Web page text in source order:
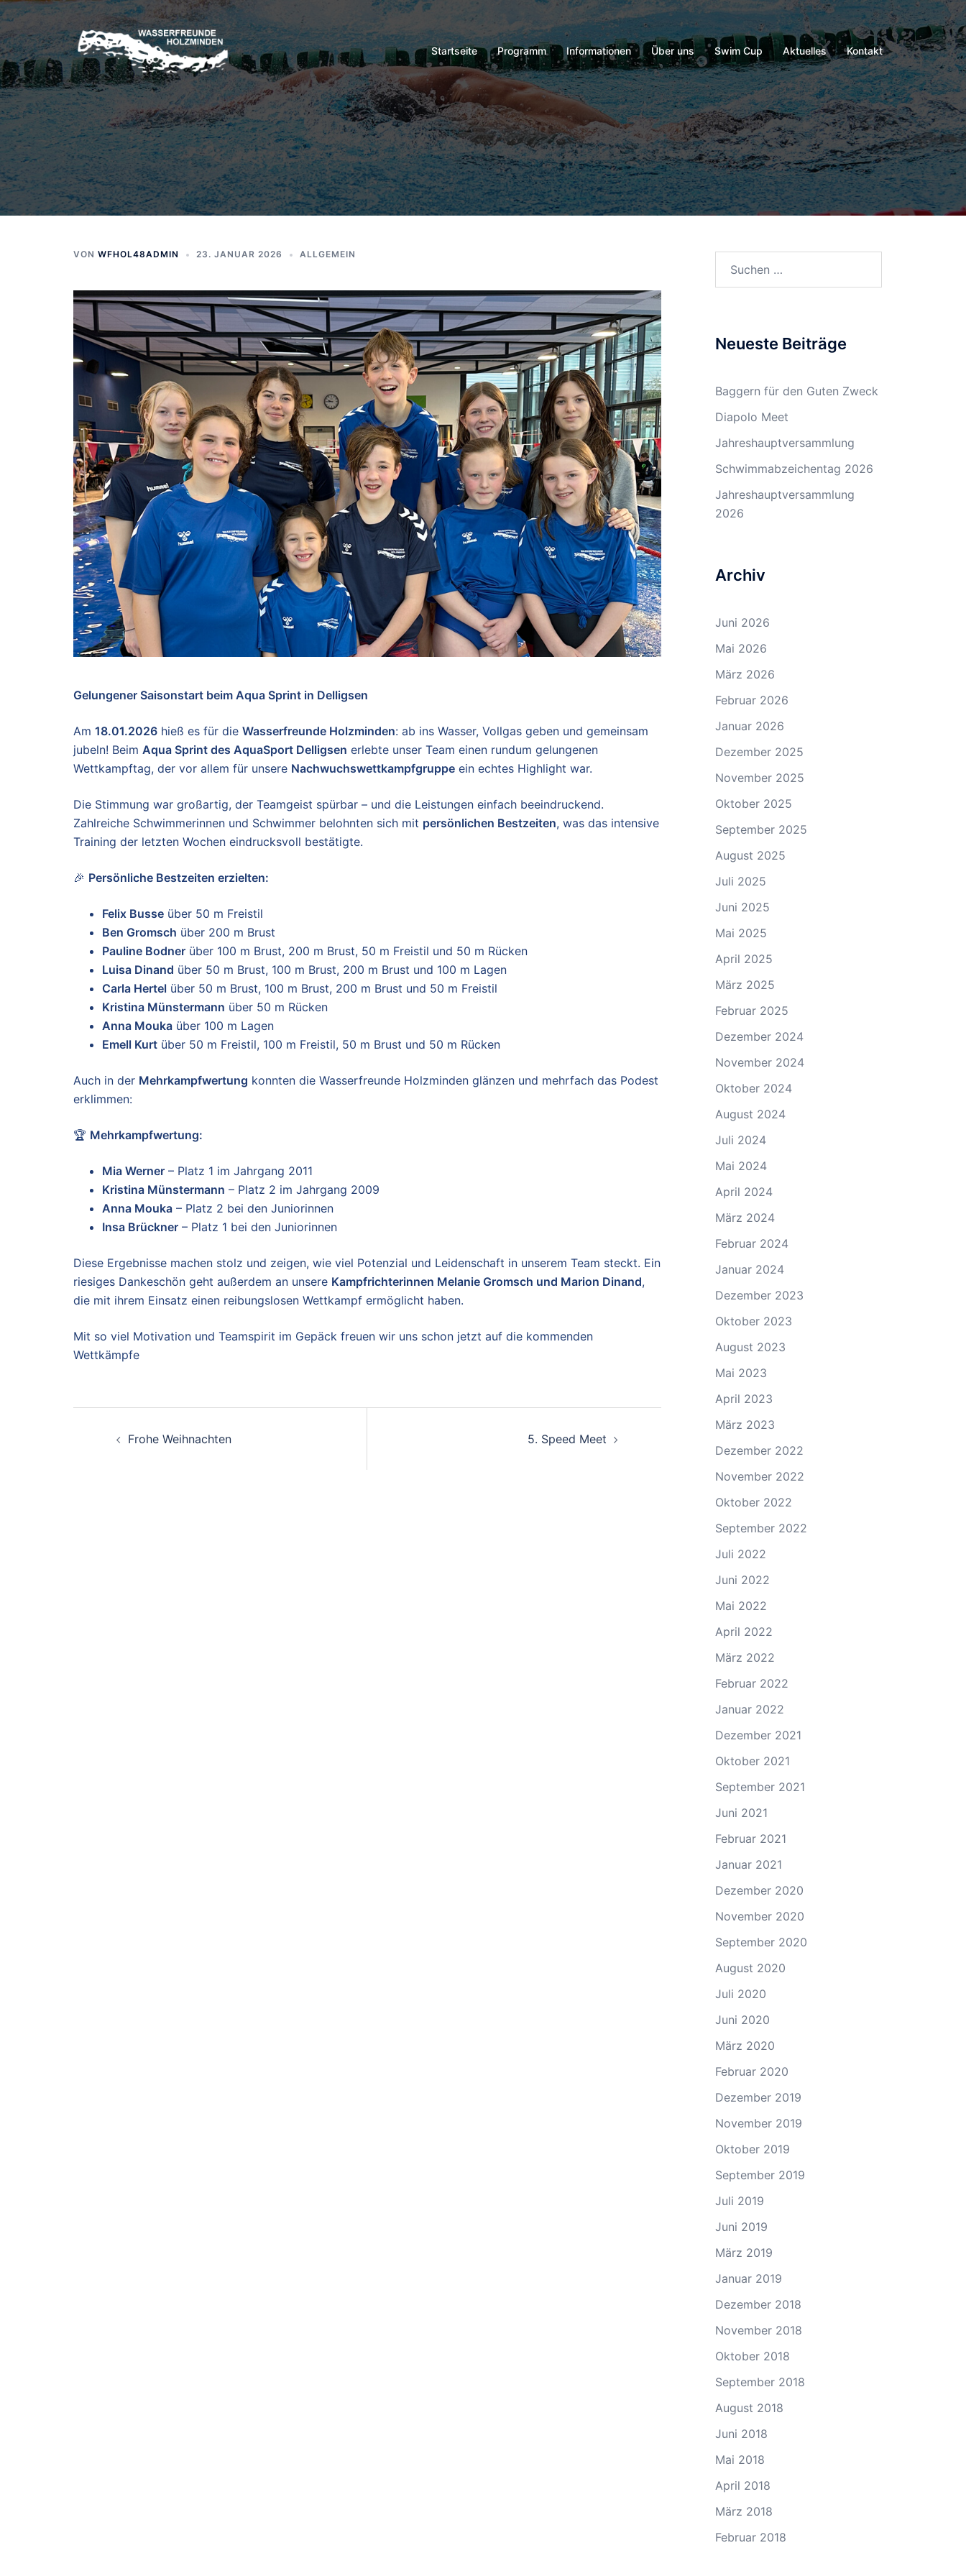
Zum
Inhalt
springen
Startseite Programm Informationen Über uns Swim Cup Aktuelles Kontakt
VON WFHOL48ADMIN 23. JANUAR 2026 ALLGEMEIN
Gelungener Saisonstart beim Aqua Sprint in Delligsen
Am 18.01.2026 hieß es für die Wasserfreunde Holzminden: ab ins Wasser, Vollgas geben und gemeinsam
jubeln! Beim Aqua Sprint des AquaSport Delligsen erlebte unser Team einen rundum gelungenen
Wettkampftag, der vor allem für unsere Nachwuchswettkampfgruppe ein echtes Highlight war.
Die Stimmung war großartig, der Teamgeist spürbar – und die Leistungen einfach beeindruckend.
Zahlreiche Schwimmerinnen und Schwimmer belohnten sich mit persönlichen Bestzeiten, was das intensive
Training der letzten Wochen eindrucksvoll bestätigte.
🎉 Persönliche Bestzeiten erzielten:
Felix Busse über 50 m Freistil
Ben Gromsch über 200 m Brust
Pauline Bodner über 100 m Brust, 200 m Brust, 50 m Freistil und 50 m Rücken
Luisa Dinand über 50 m Brust, 100 m Brust, 200 m Brust und 100 m Lagen
Carla Hertel über 50 m Brust, 100 m Brust, 200 m Brust und 50 m Freistil
Kristina Münstermann über 50 m Rücken
Anna Mouka über 100 m Lagen
Emell Kurt über 50 m Freistil, 100 m Freistil, 50 m Brust und 50 m Rücken
Auch in der Mehrkampfwertung konnten die Wasserfreunde Holzminden glänzen und mehrfach das Podest
erklimmen:
🏆 Mehrkampfwertung:
Mia Werner – Platz 1 im Jahrgang 2011
Kristina Münstermann – Platz 2 im Jahrgang 2009
Anna Mouka – Platz 2 bei den Juniorinnen
Insa Brückner – Platz 1 bei den Juniorinnen
Diese Ergebnisse machen stolz und zeigen, wie viel Potenzial und Leidenschaft in unserem Team steckt. Ein
riesiges Dankeschön geht außerdem an unsere Kampfrichterinnen Melanie Gromsch und Marion Dinand,
die mit ihrem Einsatz einen reibungslosen Wettkampf ermöglicht haben.
Mit so viel Motivation und Teamspirit im Gepäck freuen wir uns schon jetzt auf die kommenden
Wettkämpfe
Frohe Weihnachten 5. Speed Meet
Neueste Beiträge
Baggern für den Guten Zweck
Diapolo Meet
Jahreshauptversammlung
Schwimmabzeichentag 2026
Jahreshauptversammlung
2026
Archiv
Juni 2026
Mai 2026
März 2026
Februar 2026
Januar 2026
Dezember 2025
November 2025
Oktober 2025
September 2025
August 2025
Juli 2025
Juni 2025
Mai 2025
April 2025
März 2025
Februar 2025
Dezember 2024
November 2024
Oktober 2024
August 2024
Juli 2024
Mai 2024
April 2024
März 2024
Februar 2024
Januar 2024
Dezember 2023
Oktober 2023
August 2023
Mai 2023
April 2023
März 2023
Dezember 2022
November 2022
Oktober 2022
September 2022
Juli 2022
Juni 2022
Mai 2022
April 2022
März 2022
Februar 2022
Januar 2022
Dezember 2021
Oktober 2021
September 2021
Juni 2021
Februar 2021
Januar 2021
Dezember 2020
November 2020
September 2020
August 2020
Juli 2020
Juni 2020
März 2020
Februar 2020
Dezember 2019
November 2019
Oktober 2019
September 2019
Juli 2019
Juni 2019
März 2019
Januar 2019
Dezember 2018
November 2018
Oktober 2018
September 2018
August 2018
Juni 2018
Mai 2018
April 2018
März 2018
Februar 2018